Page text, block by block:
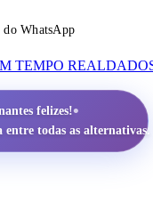
WhatsApp
TEMPO REAL
felizes!•
todas as alternativas.